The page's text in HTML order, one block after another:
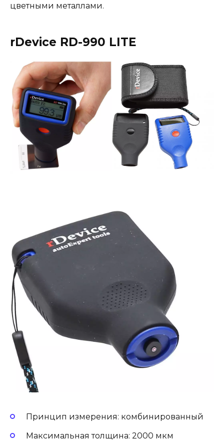
цветными металлами.
rDevice RD-990 LITE
Принцип измерения: комбинированный
Максимальная толщина: 2000 мкм